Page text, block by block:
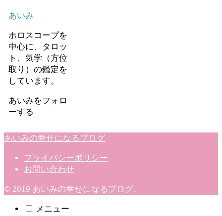
あいみ
ホロスコープを
中心に、タロッ
ト、気学（方位
取り）の鑑定を
しています。
あいみをフォロ
ーする
あいみの幸せになるブログ
プライバシーポリシー
お問い合わせ
© 2019 あいみの幸せになるブログ.
メニュー